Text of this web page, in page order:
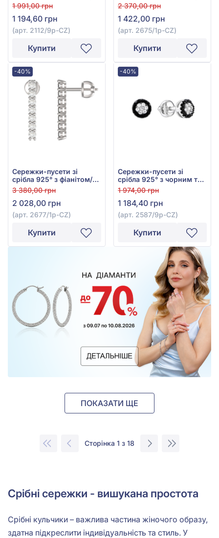
куб.цирконієм, арт.
2112/9p-CZ
1 991,00 грн
1 194,60 грн
(арт. 2112/9p-CZ)
Купити
куб.цирконієм, арт.
2675/1р-CZ
2 370,00 грн
1 422,00 грн
(арт. 2675/1р-CZ)
Купити
-40%
Сережки-пусети зі
срібла 925° з фіанітом/
куб.цирконієм, арт.
2677/1р-CZ
3 380,00 грн
2 028,00 грн
(арт. 2677/1р-CZ)
Купити
-40%
Сережки-пусети зі
срібла 925° з чорним та
білим фіанітом/
куб.цирконієм, арт.
2587/9р-CZ
1 974,00 грн
1 184,40 грн
(арт. 2587/9р-CZ)
Купити
ПОКАЗАТИ ЩЕ
Сторінка 1 з 18
Срібні сережки - вишукана простота
Срібні кульчики – важлива частина жіночого образу,
здатна підкреслити індивідуальність та стиль. У